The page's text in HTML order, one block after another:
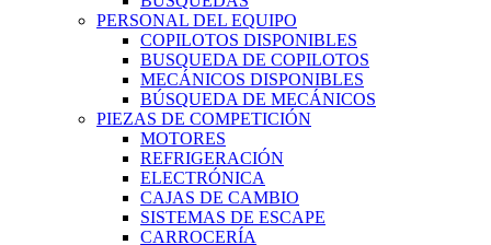
PERSONAL DEL EQUIPO
COPILOTOS DISPONIBLES
BUSQUEDA DE COPILOTOS
MECÁNICOS DISPONIBLES
BÚSQUEDA DE MECÁNICOS
PIEZAS DE COMPETICIÓN
MOTORES
REFRIGERACIÓN
ELECTRÓNICA
CAJAS DE CAMBIO
SISTEMAS DE ESCAPE
CARROCERÍA